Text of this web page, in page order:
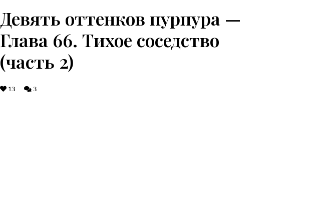
Девять оттенков пурпура —
Глава 66. Тихое соседство
(часть 2)
13 3